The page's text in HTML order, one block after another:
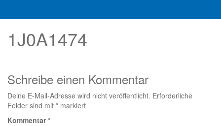
1J0A1474
Schreibe einen Kommentar
Deine E-Mail-Adresse wird nicht veröffentlicht. Erforderliche
Felder sind mit * markiert
Kommentar*